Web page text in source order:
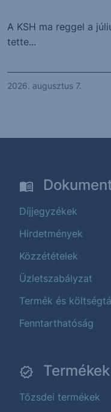
A KSH ma reggel a
tette...
2026. augusztus 7.
Díjjegyzékek
Hirdetmények
Közzétételek
Üzletszabályzat
Termék és
Fenntarthatóság
Termékek
Tőzsdei termékek